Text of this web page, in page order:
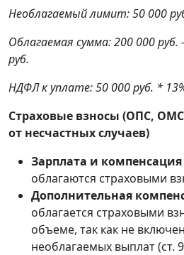
Необлагаемый лимит: 50 000
Облагаемая сумма: 200 000 руб.
руб.
НДФЛ к уплате: 50 000 руб. *
Страховые взносы (ОПС,
от несчастных случаев)
Зарплата и компенсация
облагаются страховыми
Дополнительная
облагается страховыми
объеме, так как не
необлагаемых выплат (ст.